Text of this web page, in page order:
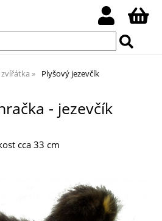
Plyšový jezevčík
- jezevčík
cca 33 cm